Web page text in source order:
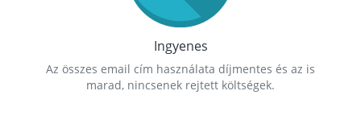
Ingyenes
Az összes email cím használata díjmentes és az is
marad, nincsenek rejtett költségek.